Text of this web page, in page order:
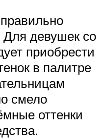
Для девушек со
приобрести
в палитре
смело
оттенки